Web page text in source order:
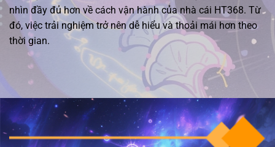
nhìn đầy đủ hơn về cách vận hành của nhà cái HT368. Từ
đó, việc trải nghiệm trở nên dễ hiểu và thoải mái hơn theo
thời gian.